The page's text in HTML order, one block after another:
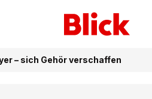
– sich Gehör verschaffen